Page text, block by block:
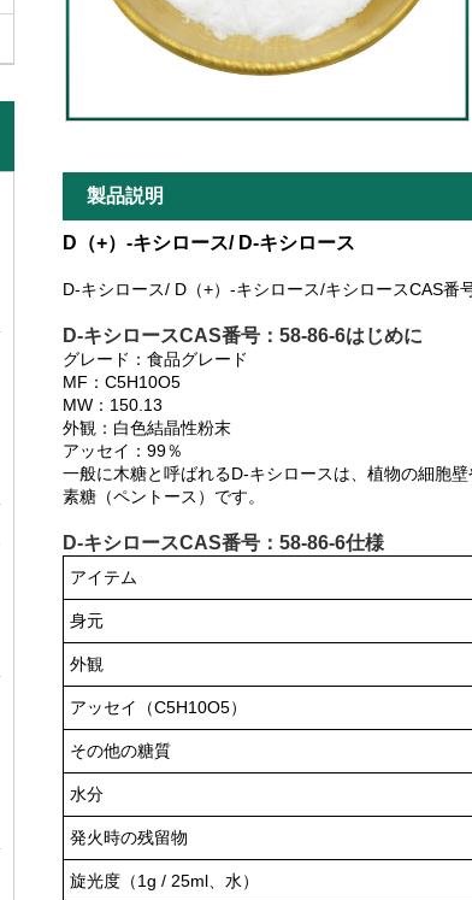
製品説明
D（+）-キシロース/ D-キシロース
D-キシロース/ D（+）-キシロース/キシロースCAS番
D-キシロースCAS番号：58-86-6はじめに
グレード：食品グレード
MF：C5H10O5
MW：150.13
外観：白色結晶性粉末
アッセイ：99％
一般に木糖と呼ばれるD-キシロースは、植物の細胞
素糖（ペントース）です。
D-キシロースCAS番号：58-86-6仕様
アイテム
身元
外観
アッセイ（C5H10O5）
その他の糖質
水分
発火時の残留物
旋光度（1g / 25ml、水）